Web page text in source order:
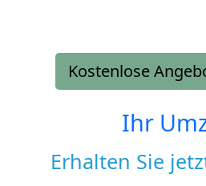
Kostenlose
Ihr
Erhalten Sie